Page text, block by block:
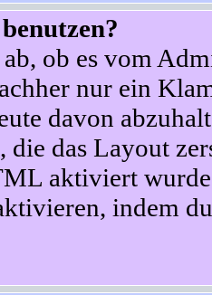
ob es vom
nur ein
davon
die das Layout
aktiviert
indem